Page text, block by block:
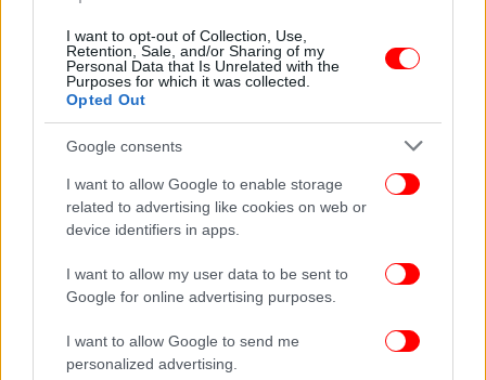
I want to opt-out of Collection, Use,
Retention, Sale, and/or Sharing of my
Personal Data that Is Unrelated with the
Purposes for which it was collected.
Opted Out
Google consents
I want to allow Google to enable storage
related to advertising like cookies on web or
device identifiers in apps.
I want to allow my user data to be sent to
Google for online advertising purposes.
I want to allow Google to send me
personalized advertising.